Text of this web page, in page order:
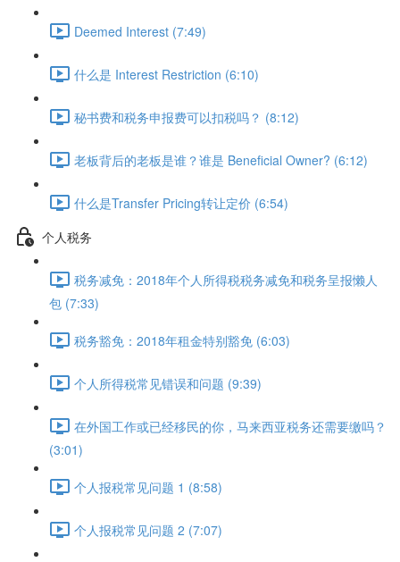
Deemed Interest (7:49)
什么是 Interest Restriction (6:10)
秘书费和税务申报费可以扣税吗？ (8:12)
老板背后的老板是谁？谁是 Beneficial Owner? (6:12)
什么是Transfer Pricing转让定价 (6:54)
个人税务
税务减免：2018年个人所得税税务减免和税务呈报懒人
包 (7:33)
税务豁免：2018年租金特别豁免 (6:03)
个人所得税常见错误和问题 (9:39)
在外国工作或已经移民的你，马来西亚税务还需要缴吗？
(3:01)
个人报税常见问题 1 (8:58)
个人报税常见问题 2 (7:07)